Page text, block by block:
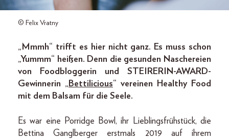
© Felix Vratny
„Mmmh“ trifft es hier nicht ganz. Es muss schon
„Yummm“ heißen. Denn die gesunden Naschereien
von Foodbloggerin und STEIRERIN-­AWARD-
Gewinnerin „Bettilicious“ vereinen Healthy Food
mit dem Balsam für die Seele.
Es war eine Porridge Bowl, ihr Lieblingsfrühstück, die
Bettina Ganglberger erstmals 2019 auf ihrem